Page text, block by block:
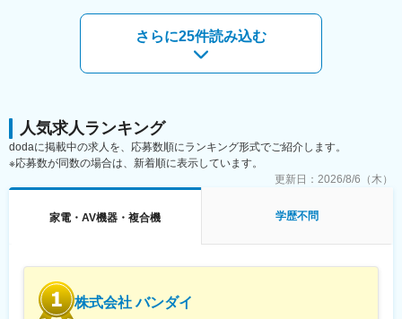
【環境】
Linux、JavaScript、HTML/XML、Node.js
【出社予定日数】
■当社の魅力：
・安定した経営基盤 ：1兆円規模パーソルグルー
プ
・先端技術にチャレンジ可能 ：官公庁の開発支援や大学、
ィーワン・EVクレーン車開発等）
・尖った技術力 ：商用車メーカーの開発部門からスタート。現在
自社開発拠点全国6拠点展開（＝オフサイト請負開発拠点）
・安心感のある仕組み ：キャリア面談を通じた配
属プロセス・チーム配属によるフォロー体制有
さらに25件読み込む
人気求人ランキング
dodaに掲載中の求人を、応募数順にランキング形式でご紹介します。
※応募数が同数の場合は、新着順に表示しています。
更新日： 2026/8/6（木）
家電・AV機器・複合機 学歴不問
株式会社 バンダイ